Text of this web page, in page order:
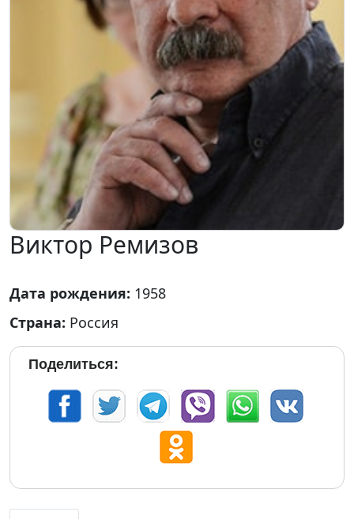
Виктор Ремизов
Дата рождения: 1958
Страна: Россия
Поделиться: